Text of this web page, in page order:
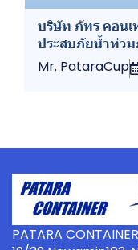
บริษัท ภัทร คอนเ
ประสบภัยน้ำท่ว
Mr. PataraCup
PATARA